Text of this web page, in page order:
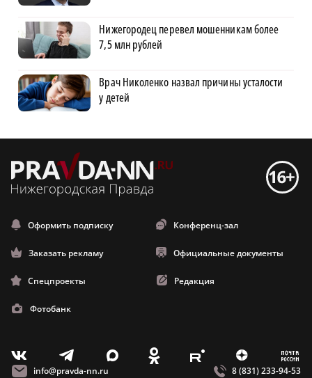
Нижегородец перевел мошенникам более
7,5 млн рублей
Врач Николенко назвал причины усталости
у детей
Оформить подписку Конференц-зал
Заказать рекламу Официальные документы
Спецпроекты Редакция
Фотобанк
V T X O E Z m
info@pravda-nn.ru 8 (831) 233-94-53